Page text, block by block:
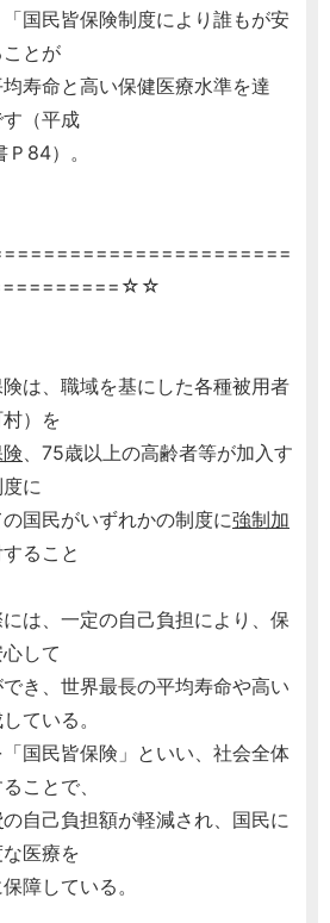
国民皆保険制度により誰もが安
とが
寿命と高い保健医療水準を達
（平成
84）。
は、職域を基にした各種被用者
）を
、75歳以上の高齢者等が加入す
に
国民がいずれかの制度に強制加
ること
は、一定の自己負担により、保
して
き、世界最長の平均寿命や高い
ている。
国民皆保険」といい、社会全体
ことで、
の自己負担額が軽減され、国民に
医療を
障している。